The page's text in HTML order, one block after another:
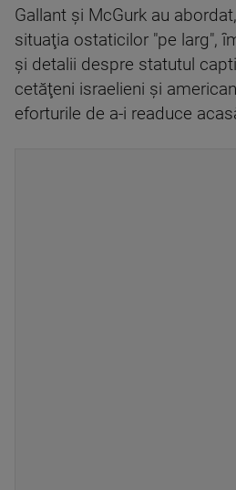
Gallant şi McGurk au
situaţia ostaticilor "pe larg",
şi detalii despre statutul
cetăţeni israelieni şi
eforturile de a-i readuce